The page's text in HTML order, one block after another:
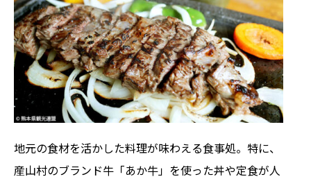
地元の食材を活かした料理が味わえる食事処。特に、
産山村のブランド牛「あか牛」を使った丼や定食が人